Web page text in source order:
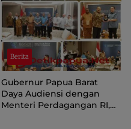
Berita
Gubernur Papua Barat
Daya Audiensi dengan
Menteri Perdagangan RI,